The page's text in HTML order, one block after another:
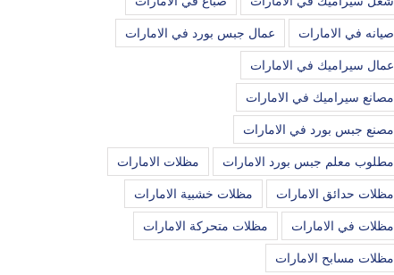
صيانه في الامارات عمال جبس بورد في الامارات
عمال سيراميك في الامارات
مصانع سيراميك في الامارات
مصنع جبس بورد في الامارات
مطلوب معلم جبس بورد الامارات مظلات الامارات
مظلات حدائق الامارات مظلات خشبية الامارات
مظلات في الامارات مظلات متحركة الامارات
مظلات مسابح الامارات